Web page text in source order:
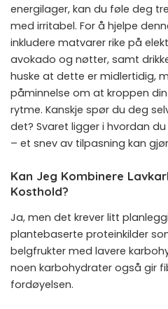
energilager, kan du føle deg
med irritabel. For å hjelpe
inkludere matvarer rike på
avokado og nøtter, samt
huske at dette er midlertidig,
påminnelse om at kroppen
rytme. Kanskje spør du deg
det? Svaret ligger i hvordan
– et snev av tilpasning kan
Kan Jeg Kombinere
Kosthold?
Ja, men det krever litt
plantebaserte proteinkilder
belgfrukter med lavere
noen karbohydrater også gir
fordøyelsen.